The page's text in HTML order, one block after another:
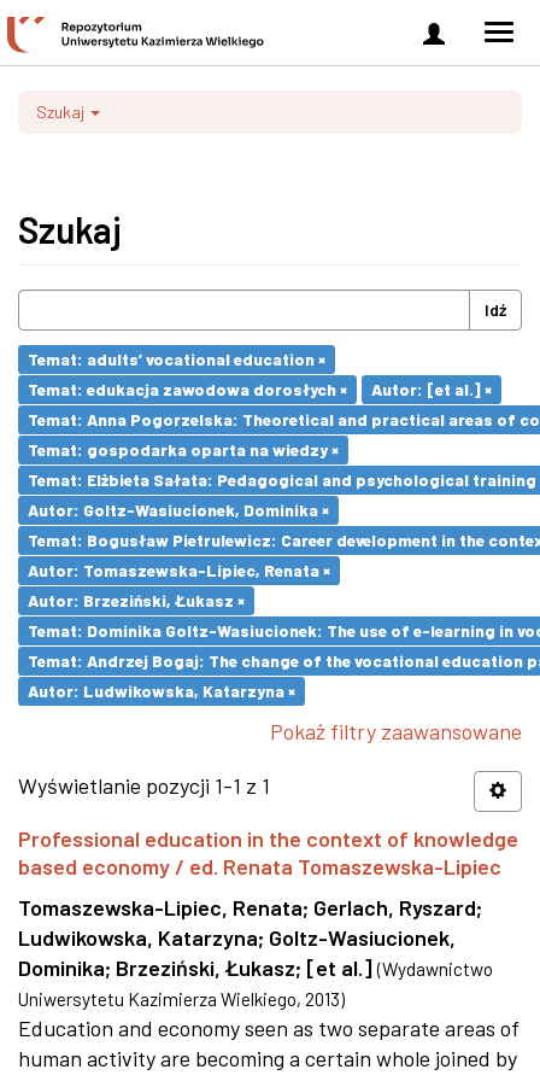
Zaloguj
się
Szukaj
Szukaj
Idź
Temat: adults’ vocational education ×
Temat: edukacja zawodowa dorosłych ×
Autor: [et al.] ×
Temat: Anna Pogorzelska: Theoretical and practical areas of
Temat: gospodarka oparta na wiedzy ×
Temat: Elżbieta Sałata: Pedagogical and psychological
Autor: Goltz-Wasiucionek, Dominika ×
Temat: Bogusław Pietrulewicz: Career development in the
Autor: Tomaszewska-Lipiec, Renata ×
Autor: Brzeziński, Łukasz ×
Temat: Dominika Goltz-Wasiucionek: The use of e-learning in
Temat: Andrzej Bogaj: The change of the vocational education
Autor: Ludwikowska, Katarzyna ×
Pokaż filtry zaawansowane
Wyświetlanie pozycji 1-1 z 1
Professional education in the context of knowledge
based economy / ed. Renata Tomaszewska-Lipiec
Tomaszewska-Lipiec, Renata; Gerlach, Ryszard;
Ludwikowska, Katarzyna; Goltz-Wasiucionek,
Dominika; Brzeziński, Łukasz; [et al.] (Wydawnictwo
Uniwersytetu Kazimierza Wielkiego, 2013)
Education and economy seen as two separate areas of
human activity are becoming a certain whole joined by